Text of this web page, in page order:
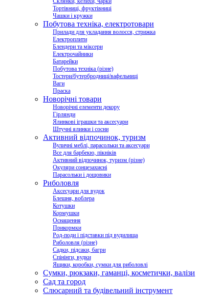
Тортівниці, фруктівниці
Чашки і кружки
Побутова техніка, електротовари
Прилади для укладання волосся, стрижка
Електроплити
Блендери та міксери
Електрочайники
Батарейки
Побутова техніка (різне)
Тостери/бутербродниці/вафельниці
Ваги
Праска
Новорічні товари
Новорічні елементи декору
Гірлянди
Ялинкові іграшки та аксесуари
Штучні ялинки і сосни
Активний відпочинок, туризм
Вуличні меблі, парасольки та аксесуари
Все для барбекю, пікніків
Активний відпочинок, туризм (різне)
Окуляри сонцезахисні
Парасольки і дощовики
Риболовля
Аксесуари для вудок
Блешня, воблера
Котушки
Кормушки
Оснащення
Прикормки
Род-поди і підставки під вудилища
Риболовля (різне)
Садки, підсаки, багри
Спінінги, вудки
Ящики, коробки, сумки для риболовлі
Сумки, рюкзаки, гаманці, косметички, валізи
Сад та город
Слюсарний та будівельний інструмент